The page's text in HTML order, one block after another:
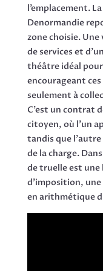
l’emplacement.
Denormandie
zone choisie.
de services et
théâtre idéal
encourageant
seulement à
C’est un contrat
citoyen, où l’un
tandis que
de la charge.
de truelle est une
d’imposition,
en arithmétique